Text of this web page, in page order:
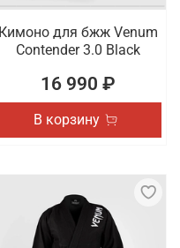
Кимоно для бжж Venum
Contender 3.0 Black
16 990 ₽
В корзину